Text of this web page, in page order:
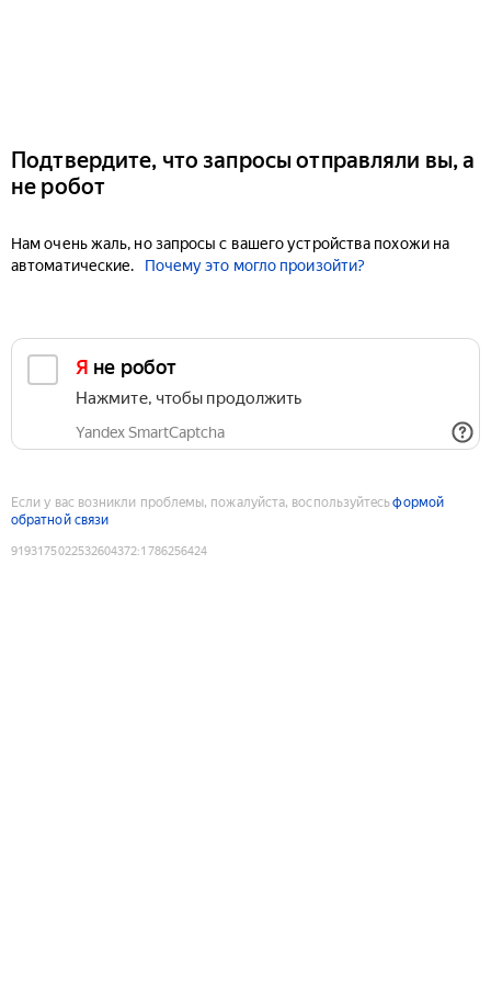
Подтвердите, что запросы отправляли вы, а
не робот
Нам очень жаль, но запросы с вашего устройства похожи на
автоматические.
Почему это могло произойти?
Я не робот
Нажмите, чтобы продолжить
Yandex SmartCaptcha
Если у вас возникли проблемы, пожалуйста, воспользуйтесьформой
обратной связи
9193175022532604372:1786256424